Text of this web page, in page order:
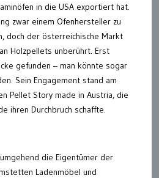
in die USA exportiert hat.
zwar einem Ofenhersteller zu
doch der österreichische Markt
Holzpellets unberührt. Erst
gefunden – man könnte sogar
Sein Engagement stand am
Pellet Story made in Austria, die
ihren Durchbruch schaffte.
die Eigentümer der
Ladenmöbel und